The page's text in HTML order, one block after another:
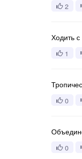
2
Ходить
1
0
0